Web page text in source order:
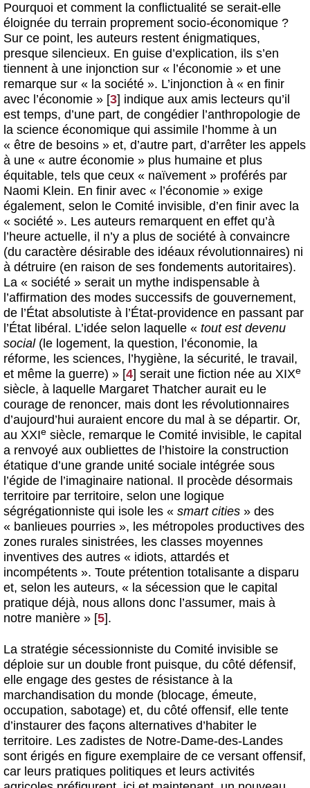
Pourquoi et comment la conflictualité se serait-elle
éloignée du terrain proprement socio-économique ?
Sur ce point, les auteurs restent énigmatiques,
presque silencieux. En guise d’explication, ils s’en
tiennent à une injonction sur « l’économie » et une
remarque sur « la société ». L’injonction à « en finir
avec l’économie » [3] indique aux amis lecteurs qu’il
est temps, d’une part, de congédier l’anthropologie de
la science économique qui assimile l’homme à un
« être de besoins » et, d’autre part, d’arrêter les appels
à une « autre économie » plus humaine et plus
équitable, tels que ceux « naïvement » proférés par
Naomi Klein. En finir avec « l’économie » exige
également, selon le Comité invisible, d’en finir avec la
« société ». Les auteurs remarquent en effet qu’à
l’heure actuelle, il n’y a plus de société à convaincre
(du caractère désirable des idéaux révolutionnaires) ni
à détruire (en raison de ses fondements autoritaires).
La « société » serait un mythe indispensable à
l’affirmation des modes successifs de gouvernement,
de l’État absolutiste à l’État-providence en passant par
l’État libéral. L’idée selon laquelle « tout est devenu
social(le logement, la question, l’économie, la
réforme, les sciences, l’hygiène, la sécurité, le travail,
et même la guerre) » [4] serait une fiction née au XIXe
siècle, à laquelle Margaret Thatcher aurait eu le
courage de renoncer, mais dont les révolutionnaires
d’aujourd’hui auraient encore du mal à se départir. Or,
au XXIe siècle, remarque le Comité invisible, le capital
a renvoyé aux oubliettes de l’histoire la construction
étatique d’une grande unité sociale intégrée sous
l’égide de l’imaginaire national. Il procède désormais
territoire par territoire, selon une logique
ségrégationniste qui isole les « smart cities » des
« banlieues pourries », les métropoles productives des
zones rurales sinistrées, les classes moyennes
inventives des autres « idiots, attardés et
incompétents ». Toute prétention totalisante a disparu
et, selon les auteurs, « la sécession que le capital
pratique déjà, nous allons donc l’assumer, mais à
notre manière » [5].
La stratégie sécessionniste du Comité invisible se
déploie sur un double front puisque, du côté défensif,
elle engage des gestes de résistance à la
marchandisation du monde (blocage, émeute,
occupation, sabotage) et, du côté offensif, elle tente
d’instaurer des façons alternatives d’habiter le
territoire. Les zadistes de Notre-Dame-des-Landes
sont érigés en figure exemplaire de ce versant offensif,
car leurs pratiques politiques et leurs activités